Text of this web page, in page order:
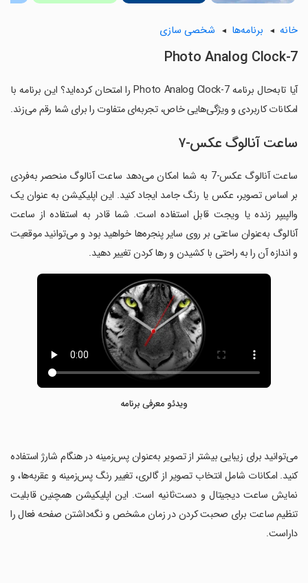
خانه برنامه‌ها شخصی سازی
Photo Analog Clock-7
آیا تابه‌حال برنامه Photo Analog Clock-7 را امتحان کرده‌اید؟ این برنامه با
امکانات کاربردی و ویژگی‌هایی خاص، تجربه‌ای متفاوت را برای شما رقم می‌زند.
ساعت آنالوگ عکس-۷
ساعت آنالوگ عکس-7 به شما امکان می‌دهد ساعت آنالوگ منحصر به‌فردی
بر اساس تصویر، عکس یا رنگ جامد ایجاد کنید. این اپلیکیشن به عنوان یک
والپیپر زنده یا ویجت قابل استفاده است. شما قادر به استفاده از ساعت
آنالوگ به‌عنوان ساعتی بر روی سایر پنجره‌ها خواهید بود و می‌توانید موقعیت
و اندازه آن را به راحتی با کشیدن و رها کردن تغییر دهید.
ویدئو معرفی برنامه
‏می‌توانید برای زیبایی بیشتر از تصویر به‌عنوان پس‌زمینه در هنگام شارژ استفاده
کنید. ‌امکانات شامل انتخاب تصویر از گالری، تغییر رنگ پس‌زمینه و عقربه‌ها، و
نمایش ساعت دیجیتال و دست‌ثانیه است. این اپلیکیشن همچنین قابلیت
تنظیم ساعت برای صحبت کردن در زمان مشخص و نگه‌داشتن صفحه فعال را
داراست.